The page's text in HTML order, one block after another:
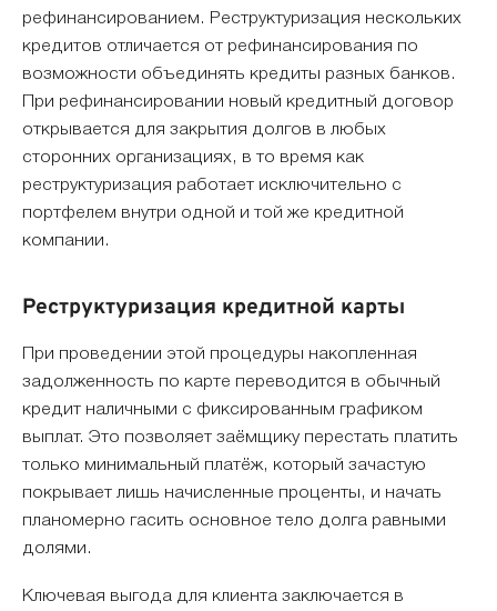
рефинансированием. Реструктуризация нескольких
кредитов отличается от рефинансирования по
возможности объединять кредиты разных банков.
При рефинансировании новый кредитный договор
открывается для закрытия долгов в любых
сторонних организациях, в то время как
реструктуризация работает исключительно с
портфелем внутри одной и той же кредитной
компании.
Реструктуризация кредитной карты
При проведении этой процедуры накопленная
задолженность по карте переводится в обычный
кредит наличными с фиксированным графиком
выплат. Это позволяет заёмщику перестать платить
только минимальный платёж, который зачастую
покрывает лишь начисленные проценты, и начать
планомерно гасить основное тело долга равными
долями.
Ключевая выгода для клиента заключается в